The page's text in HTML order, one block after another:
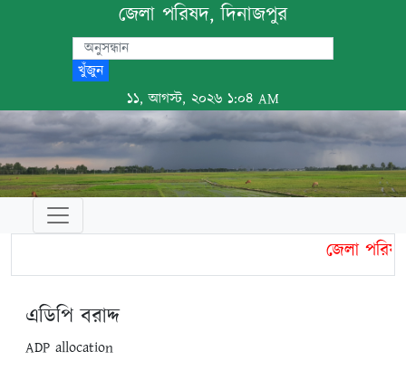
জেলা পরিষদ, দিনাজপুর
খুঁজুন
১১, আগস্ট, ২০২৬ ১:০৪ AM
জেলা
এডিপি বরাদ্দ
ADP allocation